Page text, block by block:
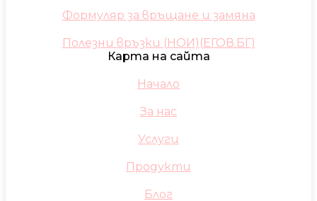
Формуляр за връщане и замяна
Полезни връзки (НОИ)(ЕГОВ.БГ)
Карта на сайта
Начало
За нас
Услуги
Продукти
Блог